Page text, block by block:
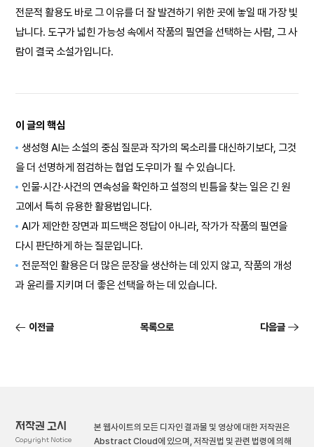
전문적 활용도 바로 그 이유를 더 잘 발견하기 위한 곳에 놓일 때 가장 빛
납니다. 도구가 넓힌 가능성 속에서 작품의 필연을 선택하는 사람, 그 사
람이 결국 소설가입니다.
이 글의 핵심
생성형 AI는 소설의 중심 질문과 작가의 목소리를 대신하기보다, 그것
을 더 선명하게 점검하는 협업 도우미가 될 수 있습니다.
인물·시간·사건의 연속성을 확인하고 설정의 빈틈을 찾는 일은 긴 원
고에서 특히 유용한 활용법입니다.
AI가 제안한 장면과 피드백은 정답이 아니라, 작가가 작품의 필연을
다시 판단하게 하는 질문입니다.
전문적인 활용은 더 많은 문장을 생산하는 데 있지 않고, 작품의 개성
과 윤리를 지키며 더 좋은 선택을 하는 데 있습니다.
이전글 목록으로 다음글
저작권 고시
Copyright Notice
본 웹사이트의 모든 디자인 결과물 및 영상에 대한 저작권은
Abstract Cloud에 있으며, 저작권법 및 관련 법령에 의해